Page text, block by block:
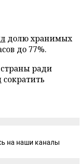
долю хранимых
до 77%.
ради
сократить
на наши каналы